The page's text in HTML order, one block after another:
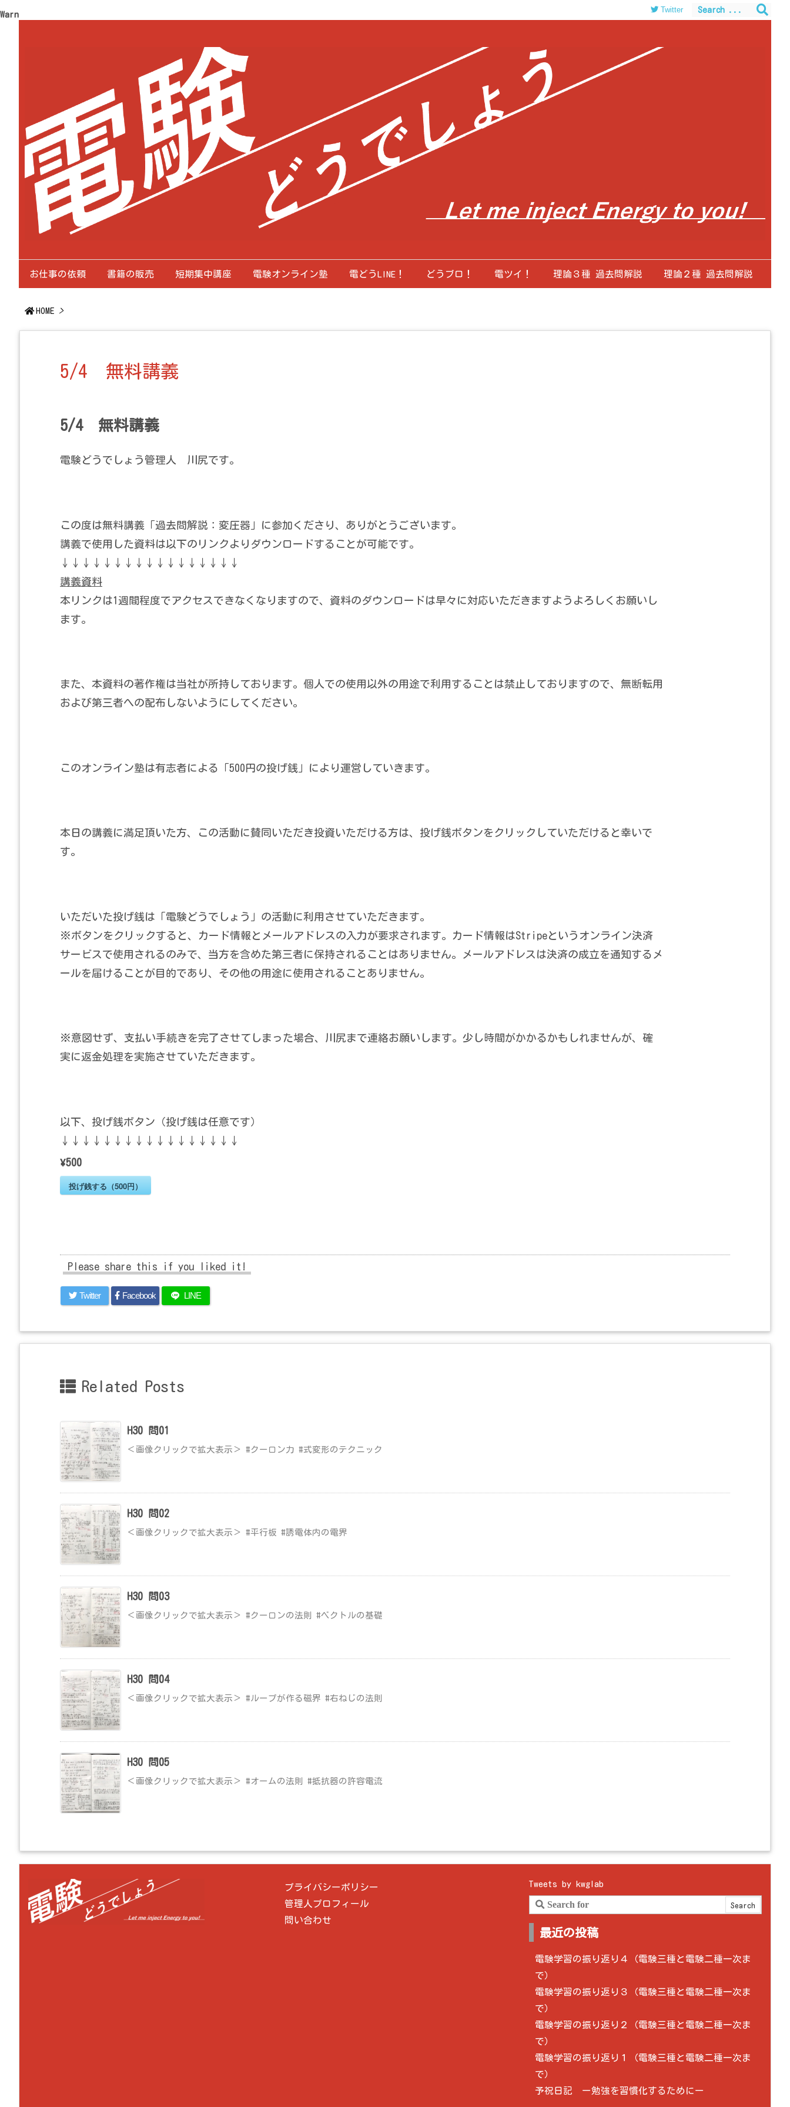
Warning /home/c0403866/public_html/kwglab.com/wp-content/themes/luxeritas/inc/json-ld.phpon line120
お仕事の依頼 書籍の販売 短期集中講座 電験オンライン塾 電どうLINE！ どうブロ！ 電ツイ！ 理論３種 過去問解説 理論２種 過去問解説
Twitter
HOME >
5/4 無料講義
5/4 無料講義
電験どうでしょう管理人 川尻です。
この度は無料講義「過去問解説：変圧器」に参加くださり、ありがとうございます。
講義で使用した資料は以下のリンクよりダウンロードすることが可能です。
↓↓↓↓↓↓↓↓↓↓↓↓↓↓↓↓↓
講義資料
本リンクは1週間程度でアクセスできなくなりますので、資料のダウンロードは早々に対応いただきますようよろしくお願いし
ます。
また、本資料の著作権は当社が所持しております。個人での使用以外の用途で利用することは禁止しておりますので、無断転用
および第三者への配布しないようにしてください。
このオンライン塾は有志者による「500円の投げ銭」により運営していきます。
本日の講義に満足頂いた方、この活動に賛同いただき投資いただける方は、投げ銭ボタンをクリックしていただけると幸いで
す。
いただいた投げ銭は「電験どうでしょう」の活動に利用させていただきます。
※ボタンをクリックすると、カード情報とメールアドレスの入力が要求されます。カード情報はStripeというオンライン決済
サービスで使用されるのみで、当方を含めた第三者に保持されることはありません。メールアドレスは決済の成立を通知するメ
ールを届けることが目的であり、その他の用途に使用されることありません。
※意図せず、支払い手続きを完了させてしまった場合、川尻まで連絡お願いします。少し時間がかかるかもしれませんが、確
実に返金処理を実施させていただきます。
以下、投げ銭ボタン（投げ銭は任意です）
↓↓↓↓↓↓↓↓↓↓↓↓↓↓↓↓↓
¥500
投げ銭する（500円）
Please share this if you liked it!
Twitter Facebook LINE
Related Posts
H30 問01
＜画像クリックで拡大表示＞ #クーロン力 #式変形のテクニック
H30 問02
＜画像クリックで拡大表示＞ #平行板 #誘電体内の電界
H30 問03
＜画像クリックで拡大表示＞ #クーロンの法則 #ベクトルの基礎
H30 問04
＜画像クリックで拡大表示＞ #ループが作る磁界 #右ねじの法則
H30 問05
＜画像クリックで拡大表示＞ #オームの法則 #抵抗器の許容電流
プライバシーポリシー
管理人プロフィール
問い合わせ
Tweets by kwglab
最近の投稿
電験学習の振り返り４（電験三種と電験二種一次ま
で）
電験学習の振り返り３（電験三種と電験二種一次ま
で）
電験学習の振り返り２（電験三種と電験二種一次ま
で）
電験学習の振り返り１（電験三種と電験二種一次ま
で）
予祝日記 ー勉強を習慣化するためにー